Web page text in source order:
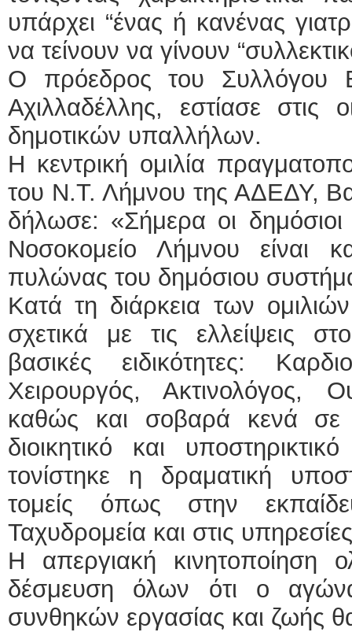
υπάρχει “ένας ή κανένας
να τείνουν να γίνουν
Ο πρόεδρος του Συλλόγου
Αχιλλαδέλλης, εστίασε στις
δημοτικών υπαλλήλων.
Η κεντρική ομιλία
του Ν.Τ. Λήμνου της ΑΔΕΔΥ,
δήλωσε: «Σήμερα οι
Νοσοκομείο Λήμνου είναι
πυλώνας του δημόσιου
Κατά τη διάρκεια των
σχετικά με τις ελλείψεις
βασικές ειδικότητες:
Χειρουργός, Ακτινολόγος,
καθώς και σοβαρά κενά σε
διοικητικό και
τονίστηκε η δραματική
τομείς όπως στην
Ταχυδρομεία και στις
Η απεργιακή κινητοποίηση
δέσμευση όλων ότι ο
συνθηκών εργασίας και ζωής